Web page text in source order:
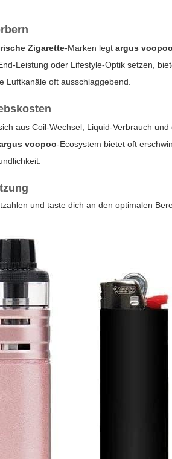
Zigarette-Marken legtargus voopoo
Leistung oder Lifestyle-Optik setzen,
Luftkanäle oft ausschlaggebend.
aus Coil-Wechsel, Liquid-Verbrauch
voopoo-Ecosystem bietet oft
und taste dich an den optimalen